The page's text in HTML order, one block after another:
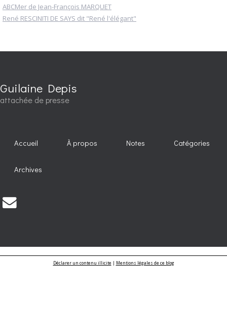
ABCMer de Jean-François MARQUET
René RESCINITI DE SAYS dit "René l'élégant"
Guilaine Depis
attachée de presse
Accueil À propos Notes Catégories
Archives
Déclarer un contenu illicite| Mentions légales de ce blog